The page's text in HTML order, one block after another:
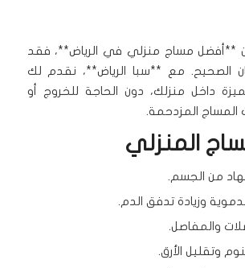
**أفضل مساج منزلي في الرياض**، فقد
الصحيح. مع **سبا الرياض**، نقدم لك
داخل منزلك، دون الحاجة للخروج أو
المساج المزدحمة.
المنزلي
من الجسم.
وزيادة تدفق الدم.
والمفاصل.
وتقليل الأرق.